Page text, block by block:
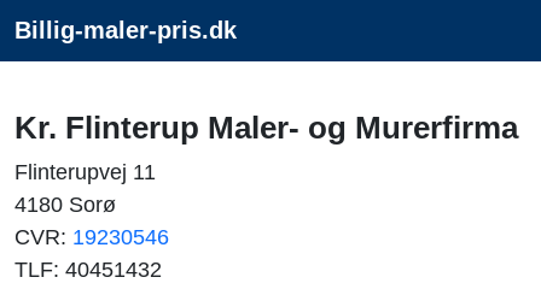
Billig-maler-pris.dk
Kr. Flinterup Maler- og Murerfirma
Flinterupvej 11
4180 Sorø
CVR: 19230546
TLF: 40451432